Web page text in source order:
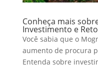
Conheça mais
Investimento e
Você sabia que o
aumento de procura
Entenda sobre